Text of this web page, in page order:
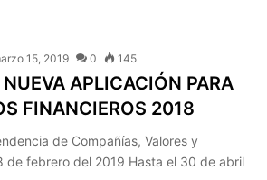
15, 2019 0 145
APLICACIÓN PARA
FINANCIEROS 2018
de Compañías, Valores y
febrero del 2019 Hasta el 30 de abril